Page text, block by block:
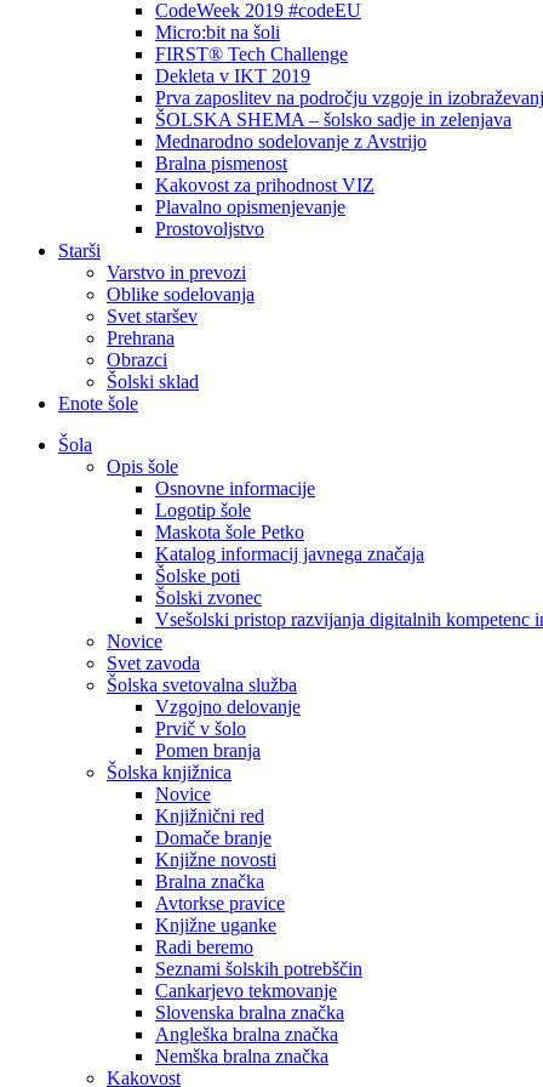
CodeWeek 2019 #codeEU
Micro:bit na šoli
FIRST® Tech Challenge
Dekleta v IKT 2019
Prva zaposlitev na področju vzgoje in
ŠOLSKA SHEMA – šolsko sadje in zelenjava
Mednarodno sodelovanje z Avstrijo
Bralna pismenost
Kakovost za prihodnost VIZ
Plavalno opismenjevanje
Prostovoljstvo
Starši
Varstvo in prevozi
Oblike sodelovanja
Svet staršev
Prehrana
Obrazci
Šolski sklad
Enote šole
Šola
Opis šole
Osnovne informacije
Logotip šole
Maskota šole Petko
Katalog informacij javnega značaja
Šolske poti
Šolski zvonec
Vsešolski pristop razvijanja digitalnih kompetenc
Novice
Svet zavoda
Šolska svetovalna služba
Vzgojno delovanje
Prvič v šolo
Pomen branja
Šolska knjižnica
Novice
Knjižnični red
Domače branje
Knjižne novosti
Bralna značka
Avtorkse pravice
Knjižne uganke
Radi beremo
Seznami šolskih potrebščin
Cankarjevo tekmovanje
Slovenska bralna značka
Angleška bralna značka
Nemška bralna značka
Kakovost